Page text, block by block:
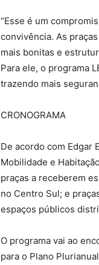
“Esse é um
convivência. As
mais bonitas e
Para ele, o programa
trazendo mais
CRONOGRAMA
De acordo com Edgar
Mobilidade e
praças a receberem
no Centro Sul; e
espaços públicos
O programa vai ao
para o Plano